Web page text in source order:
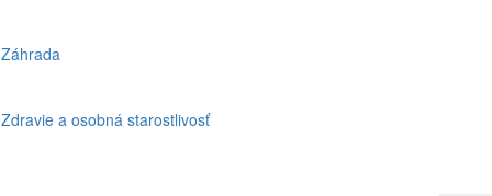
Záhrada
Zdravie a osobná starostlivosť